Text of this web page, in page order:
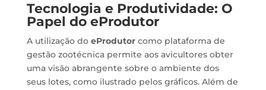
Tecnologia e Produtividade: O
Papel do eProdutor
A utilização do eProdutorcomo plataforma de
gestão zootécnica permite aos avicultores obter
uma visão abrangente sobre o ambiente dos
seus lotes, como ilustrado pelos gráficos. Além de